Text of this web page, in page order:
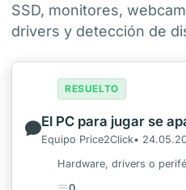
SSD, monitores,
drivers y detección de
Equipo Price2Click•
Hardware, drivers o
RESUELTO